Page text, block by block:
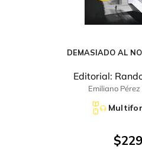
DEMASIADO AL
Editorial:
Emiliano
$229